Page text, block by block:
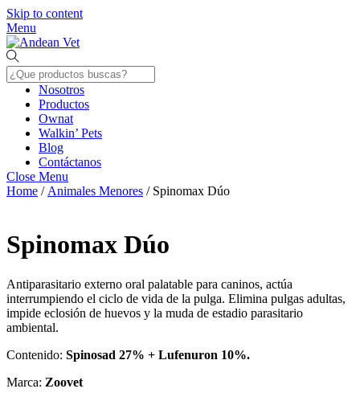
Skip to content
Menu
Nosotros
Productos
Ownat
Walkin’ Pets
Blog
Contáctanos
Close Menu
Home / Animales Menores / Spinomax Dúo
Spinomax Dúo
Antiparasitario externo oral palatable para caninos, actúa
interrumpiendo el ciclo de vida de la pulga. Elimina pulgas adultas,
impide eclosión de huevos y la muda de estadio parasitario
ambiental.
Contenido: Spinosad 27% + Lufenuron 10%.
Marca: Zoovet